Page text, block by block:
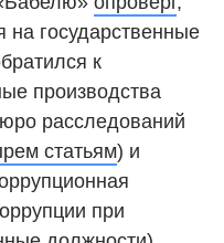
на государственные
к
производства
расследований
статьям) и
при